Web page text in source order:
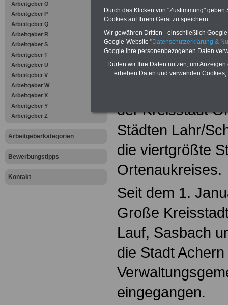
Arbeitgeber O
Arbeitgeber P
Arbeitgeber Q
Arbeitgeber R
Arbeitgeber S
Arbeitgeber T
Arbeitgeber U
Arbeitgeber V
Arbeitgeber W
Arbeitgeber X
Arbeitgeber Y
Arbeitgeber Z
Arbeitgeberkategorien
Bewerbungstipps
Kontakt
Württembergs,
südwestlich von
nordöstlich von
bildet ein
der Kreisstadt
Städten Lahr/
die viertgrößte
Ortenaukreises.
Seit dem 1.
Große
Lauf, Sasbach
die Stadt
eingegangen.
Durch das Klicken von "Zustimmung"
Cookies auf Ihrem Gerät zu speichern.
Wir gewähren Dritten - einschließlich
Google-Website "Datenschutzerklärung &
Google ihre personenbezogenen Daten
Dürfen wir Ihre Daten nutzen, um
erheben Daten und verwenden